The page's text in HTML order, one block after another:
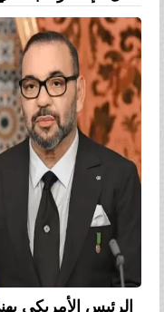
الرئيس الأمريكي